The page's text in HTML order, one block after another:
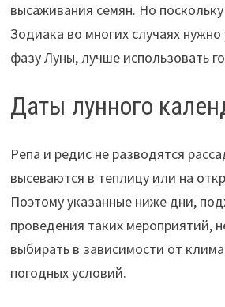
высаживания семян. Но
Зодиака во многих случаях
фазу Луны, лучше использовать
Даты лунного
Репа и редис не разводятся
высеваются в теплицу или на
Поэтому указанные ниже дни,
проведения таких мероприятий,
выбирать в зависимости от
погодных условий.